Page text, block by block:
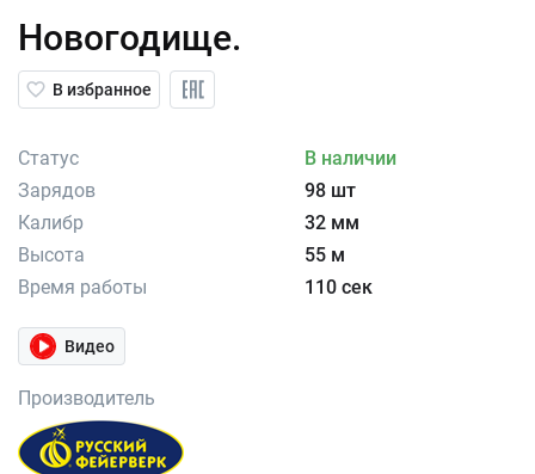
Новогодище.
В избранное
Статус
В наличии
Зарядов
98 шт
Калибр
32 мм
Высота
55 м
Время работы
110 сек
Видео
Производитель